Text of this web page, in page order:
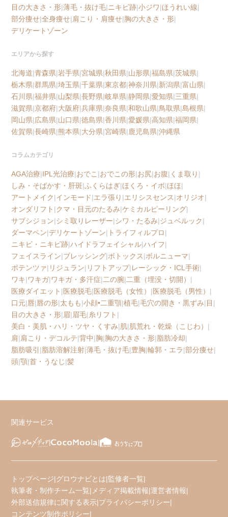
目の大きさ・形|薄毛・抜け毛| ニキビ跡|小ジワ|ほうれい線|
部分痩せ|全身痩せ|肩こり・肩痩せ|胸の大きさ・形|
デリケートゾーン
エリアから探す
北海道|青森県|岩手県|宮城県|秋田県|山形県|福島県|茨城県|
栃木県|群馬県|埼玉県|千葉県|東京都|神奈川県|新潟県|富山県|
石川県|福井県|山梨県|長野県|岐阜県|静岡県|愛知県|三重県|
滋賀県|京都府|大阪府|兵庫県|奈良県|和歌山県|鳥取県|島根県|
岡山県|広島県|山口県|徳島県|香川県|愛媛県|高知県|福岡県|
佐賀県|長崎県|熊本県|大分県|宮崎県|鹿児島県|沖縄県
コラムカテゴリ
AGA治療|IPL光治療|おでこ |おでこの形|お尻|お腹| くま取り |
しみ・そばかす・肝斑|ふくらはぎ|ほくろ・イボ|ほほ|
アートメイク|インモード|エラ張り |エリシスセンス|オリジオ|
オンダリフト |クマ・目元のたるみ|ケミカルピーリング|
サブシジョン|シミ取りレーザー|シワ・たるみ|ジュベルック|
ダーマペン|デリケートゾーン| トライフィルプロ|
ニキビ・ニキビ跡|ハイドラフェイシャル|ハイフ|
フェイスライン|ブレッシング|ボトックス|ボルニューマ|
ポテンツァ| リジュラン| リフトアップ|レーシック・ICL手術|
ワキ|ワキガ|ワキガ・多汗症|二の腕|二重（埋没・切開） |
医療ダイエット |医療脱毛|医療脱毛（女性） |医療脱毛（男性） |
口元|唇|唇の形|太もも|小顔•二重顎|植毛|毛穴の開き・黒ずみ|目 |
目の大きさ・形|眉|眉毛|糸リフト |
美白・美肌・ハリ・ツヤ・くすみ|肌|肌荒れ・乾燥（こじわ） |
肩|肩こり・デコルテ|背中|胸|胸の大きさ・形|脂肪冷却|
脂肪吸引 |脂肪溶解注射|薄毛・抜け毛|豊胸|輪郭・エラ|部分痩せ|
頭|顎|首・うなじ|髪
関連サービス
トップページ|グロウナビとは|監修者一覧|
執筆者・制作チーム一覧| メディア掲載情報|運営者情報|
外部送信規律に関する表示|プライバシーポリシー|
コンテンツ制作ポリシー|